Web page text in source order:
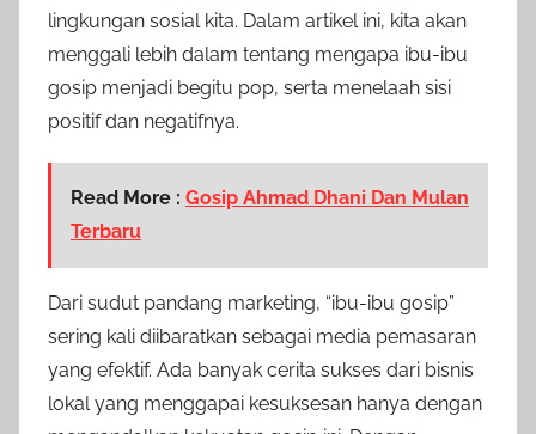
lingkungan sosial kita. Dalam artikel ini, kita akan
menggali lebih dalam tentang mengapa ibu-ibu
gosip menjadi begitu pop, serta menelaah sisi
positif dan negatifnya.
Read More : Gosip Ahmad Dhani Dan Mulan
Terbaru
Dari sudut pandang marketing, “ibu-ibu gosip”
sering kali diibaratkan sebagai media pemasaran
yang efektif. Ada banyak cerita sukses dari bisnis
lokal yang menggapai kesuksesan hanya dengan